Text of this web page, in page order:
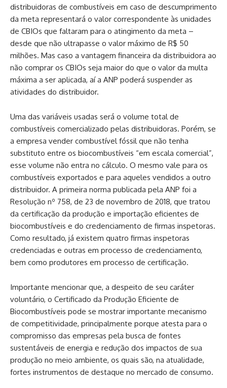
distribuidoras de combustíveis em caso de descumprimento
da meta representará o valor correspondente às unidades
de CBIOs que faltaram para o atingimento da meta –
desde que não ultrapasse o valor máximo de R$ 50
milhões. Mas caso a vantagem financeira da distribuidora ao
não comprar os CBIOs seja maior do que o valor da multa
máxima a ser aplicada, aí a ANP poderá suspender as
atividades do distribuidor.
Uma das variáveis usadas será o volume total de
combustíveis comercializado pelas distribuidoras. Porém, se
a empresa vender combustível fóssil que não tenha
substituto entre os biocombustíveis “em escala comercial”,
esse volume não entra no cálculo. O mesmo vale para os
combustíveis exportados e para aqueles vendidos a outro
distribuidor. A primeira norma publicada pela ANP foi a
Resolução nº 758, de 23 de novembro de 2018, que tratou
da certificação da produção e importação eficientes de
biocombustíveis e do credenciamento de firmas inspetoras.
Como resultado, já existem quatro firmas inspetoras
credenciadas e outras em processo de credenciamento,
bem como produtores em processo de certificação.
Importante mencionar que, a despeito de seu caráter
voluntário, o Certificado da Produção Eficiente de
Biocombustíveis pode se mostrar importante mecanismo
de competitividade, principalmente porque atesta para o
compromisso das empresas pela busca de fontes
sustentáveis de energia e redução dos impactos de sua
produção no meio ambiente, os quais são, na atualidade,
fortes instrumentos de destaque no mercado de consumo.